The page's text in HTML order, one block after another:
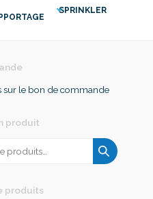
SPRINKLER
sur le bon de commande
produit
produits